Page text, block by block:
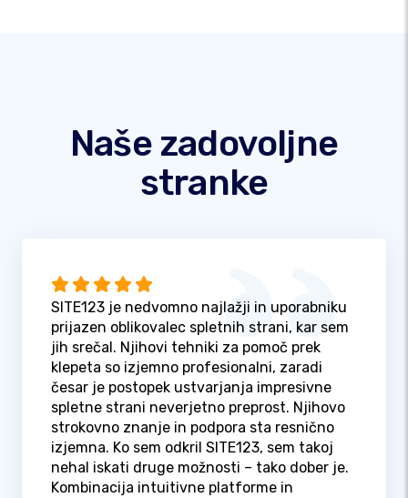
Naše zadovoljne
stranke
SITE123 je nedvomno najlažji in uporabniku
prijazen oblikovalec spletnih strani, kar sem
jih srečal. Njihovi tehniki za pomoč prek
klepeta so izjemno profesionalni, zaradi
česar je postopek ustvarjanja impresivne
spletne strani neverjetno preprost. Njihovo
strokovno znanje in podpora sta resnično
izjemna. Ko sem odkril SITE123, sem takoj
nehal iskati druge možnosti – tako dober je.
Kombinacija intuitivne platforme in